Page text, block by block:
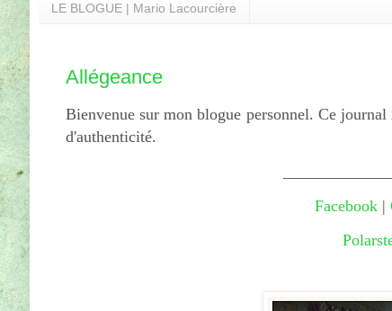
LE BLOGUE | Mario Lacourcière
Allégeance
Bienvenue sur mon blogue personnel. Ce
d'authenticité.
Facebook|